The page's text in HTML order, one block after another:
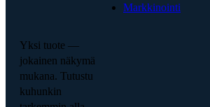
Markkinointi
Yksi tuote —
jokainen näkymä
mukana. Tutustu
kuhunkin